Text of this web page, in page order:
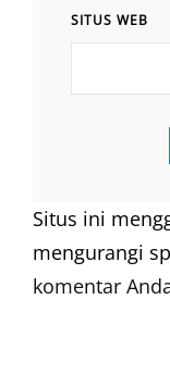
SITUS WEB
Situs ini
mengurangi
komentar